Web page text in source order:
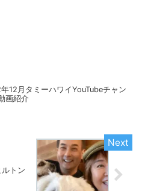
12月タミーハワイYouTubeチャン
画紹介
トン